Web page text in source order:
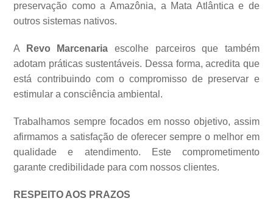
preservação como a Amazônia, a Mata Atlântica e de
outros sistemas nativos.
A Revo Marcenaria escolhe parceiros que também
adotam práticas sustentáveis. Dessa forma, acredita que
está contribuindo com o compromisso de preservar e
estimular a consciência ambiental.
Trabalhamos sempre focados em nosso objetivo, assim
afirmamos a satisfação de oferecer sempre o melhor em
qualidade e atendimento. Este comprometimento
garante credibilidade para com nossos clientes.
RESPEITO AOS PRAZOS